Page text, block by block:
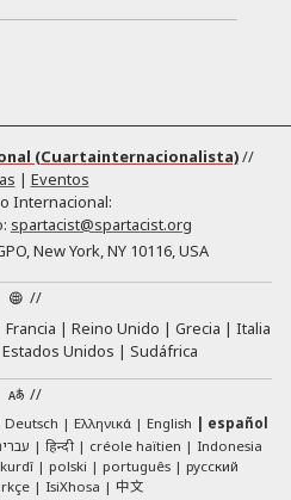
(Cuartainternacionalista)//
| Eventos
Internacional:
spartacist@spartacist.org
New York, NY 10116, USA
//
Francia Reino Unido Grecia
Italia
Estados Unidos
Sudáfrica
//
Deutsch Ελληνικά English
español
हिन्दी créole haïtien
Indonesia
kurdî polski português
русский
IsiXhosa 中文